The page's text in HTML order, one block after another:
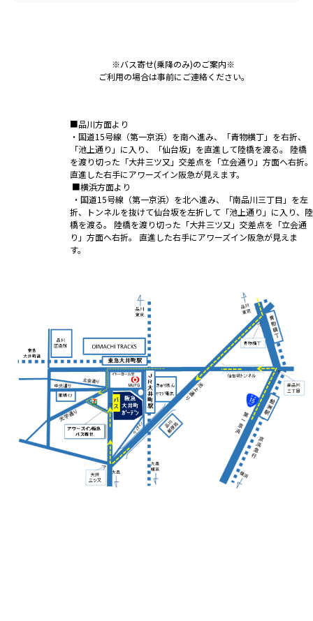
※バス寄せ(乗降のみ)のご案内※
ご利用の場合は事前にご連絡ください。
■品川方面より
・国道15号線（第一京浜）を南へ進み、「青物横丁」を右折、
「池上通り」に入り、「仙台坂」を直進して陸橋を渡る。 陸橋
を渡り切った「大井三ツ又」交差点を「立会通り」方面へ右折。
直進した右手にアワーズイン阪急が見えます。
■横浜方面より
・国道15号線（第一京浜）を北へ進み、「南品川三丁目」を左
折、トンネルを抜けて仙台坂を左折して「池上通り」に入り、陸
橋を渡る。 陸橋を渡り切った「大井三ツ又」交差点を「立会通
り」方面へ右折。 直進した右手にアワーズイン阪急が見えま
す。